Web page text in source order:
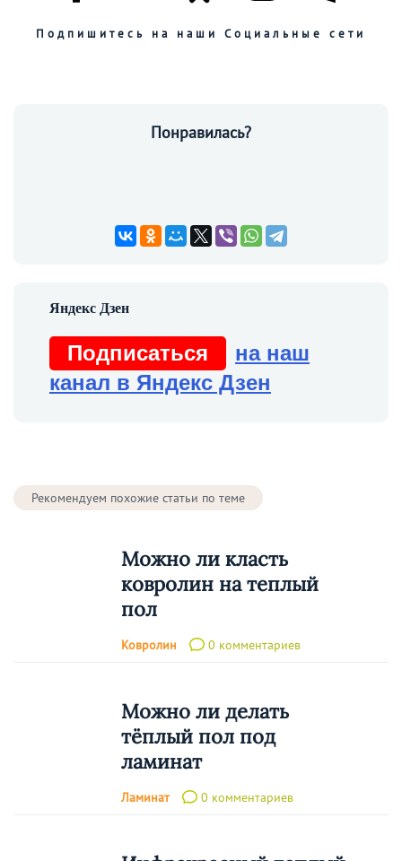
Подпишитесь на наши Социальные сети
Понравилась?
Подписаться
на наш
канал в Яндекс Дзен
Рекомендуем похожие статьи по теме
Можно ли класть
ковролин на теплый
пол
Ковролин 0 комментариев
Можно ли делать
тёплый пол под
ламинат
Ламинат 0 комментариев